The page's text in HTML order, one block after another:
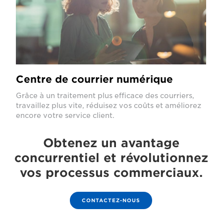
Centre de courrier numérique
Grâce à un traitement plus efficace des courriers,
travaillez plus vite, réduisez vos coûts et améliorez
encore votre service client.
Obtenez un avantage
concurrentiel et révolutionnez
vos processus commerciaux.
CONTACTEZ-NOUS